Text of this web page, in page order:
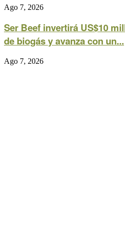
Ago 7, 2026
Ser Beef invertirá US$10
de biogás y avanza con un...
Ago 7, 2026